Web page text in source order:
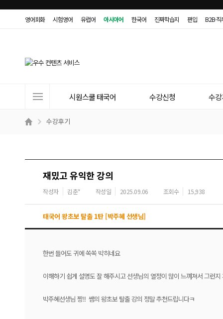
영어회화 시험영어 유럽어 아시아어 한국어 진짜학습지 편입 B2B·
트
시원스쿨 태국어 수강신청 수
수강후기
재밌고 유익한 강의
작성자 김춘* 작성일 2025.09.06 조회수 15,938
태국어 왕초보 탈출 1탄 [박주혜 선생님]
한번 들어도 귀에 쏙쏙 박히네요
이해하기 쉽게 설명도 잘 해주시고 선생님의 열정이 많이 느껴져서 그런
박주혜선생님 짱!! 쌤의 왕초보 탈출 강의 정말 추천드립니다ㅋ